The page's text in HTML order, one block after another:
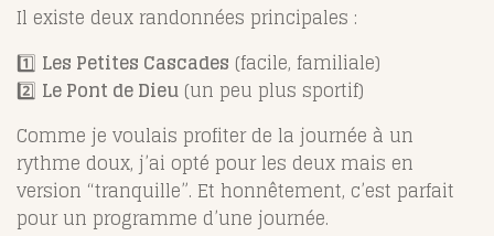
Il existe deux randonnées principales :
1️⃣ Les Petites Cascades (facile, familiale)
2️⃣ Le Pont de Dieu (un peu plus sportif)
Comme je voulais profiter de la journée à un
rythme doux, j’ai opté pour les deux mais en
version “tranquille”. Et honnêtement, c’est parfait
pour un programme d’une journée.